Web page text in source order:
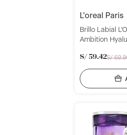
l'oreal paris
Brillo Labial
Ambition
S/ 59.42S/ 69.